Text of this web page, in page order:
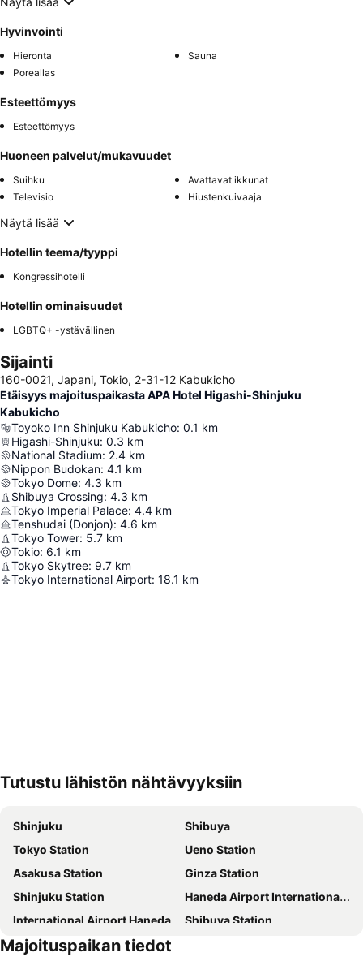
Hyvinvointi
Hieronta
Sauna
Poreallas
Esteettömyys
Esteettömyys
Huoneen palvelut/mukavuudet
Suihku
Avattavat ikkunat
Televisio
Hiustenkuivaaja
Näytä lisää
Hotellin teema/tyyppi
Kongressihotelli
Hotellin ominaisuudet
LGBTQ+ -ystävällinen
Sijainti
160-0021, Japani, Tokio, 2-31-12 Kabukicho
Etäisyys majoituspaikasta APA Hotel Higashi-Shinjuku
Kabukicho
Toyoko Inn Shinjuku Kabukicho: 0.1 km
Higashi-Shinjuku: 0.3 km
National Stadium: 2.4 km
Nippon Budokan: 4.1 km
Tokyo Dome: 4.3 km
Shibuya Crossing: 4.3 km
Tokyo Imperial Palace: 4.4 km
Tenshudai (Donjon): 4.6 km
Tokyo Tower: 5.7 km
Tokio: 6.1 km
Tokyo Skytree: 9.7 km
Tokyo International Airport: 18.1 km
Tutustu lähistön nähtävyyksiin
Shinjuku
Shibuya
Tokyo Station
Ueno Station
Asakusa Station
Ginza Station
Shinjuku Station
Haneda Airport International Terminal Station
International Airport Haneda
Shibuya Station
Ikebukuro Station
Majoituspaikan tiedot